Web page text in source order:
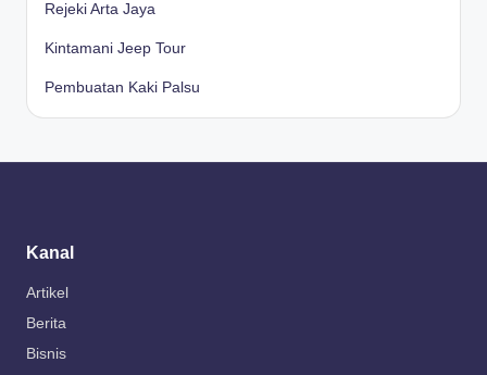
Rejeki Arta Jaya
Kintamani Jeep Tour
Pembuatan Kaki Palsu
Kanal
Artikel
Berita
Bisnis